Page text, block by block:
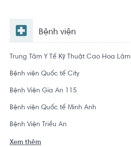
Bệnh viện
Trung Tâm Y Tế Kỹ Thuật Cao Hoa Lâm
Bệnh viện Quốc tế City
Bệnh Viện Gia An 115
Bệnh viện Quốc tế Minh Anh
Bệnh Viện Triều An
Xem thêm